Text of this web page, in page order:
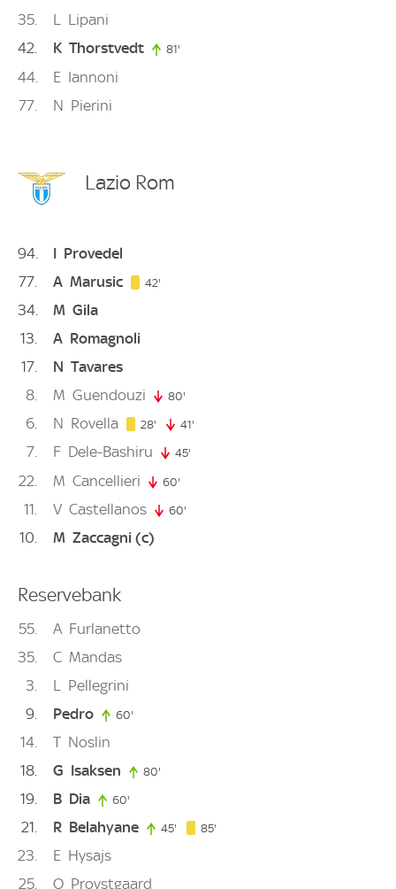
35
L Lipani
42
K Thorstvedt 81'
44 E Iannoni
77
N Pierini
Lazio Rom
94 I Provedel
77
A Marusic 42'
34 M Gila
13
A Romagnoli
17
N Tavares
8
M Guendouzi 80'
6 N Rovella 28' 28. minute
41'
7 F Dele-Bashiru 45'
22 M Cancellieri 60'
11 V Castellanos 60'
10 M Zaccagni (c)
Reservebank
55 A Furlanetto
35
C Mandas
3
L Pellegrini
9
Pedro 60'
14 T Noslin
18
G Isaksen 80'
19 B Dia 60'
21 R Belahyane 45' 45. minute
85'
23 E Hysajs
25
O Provstgaard